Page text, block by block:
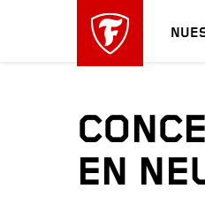
EN